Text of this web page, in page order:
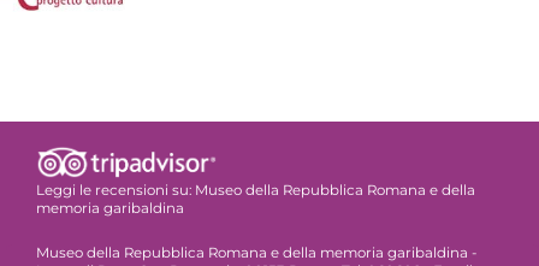
Leggi le recensioni su: Museo della Repubblica Romana e della
memoria garibaldina
Museo della Repubblica Romana e della memoria garibaldina -